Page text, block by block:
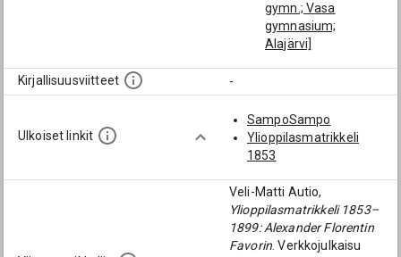
gymn.; Vasa
gymnasium;
Alajärvi]
1871): [nimismies;
Yo Vasa gymn.;
Vasa gymnasium;
Alajärvi]
(1855-1913):
[Alavus; Kuortane]
Kjellberg, Josef
Werner (1834-
Kirjallisuusviitteet -
Ulkoiset linkit
SampoSampo
Ylioppilasmatrikkeli
1853
Veli-Matti Autio,
Ylioppilasmatrikkeli 1853–
1899: Alexander Florentin
Favorin . Verkkojulkaisu